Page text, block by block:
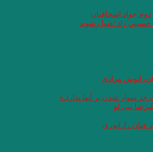
جواد اسحاقیان
زاد /ضيا رشوند
انوش مرادی
سوار شدن بر آنها ندارد.»
نبی لو
را. انوری